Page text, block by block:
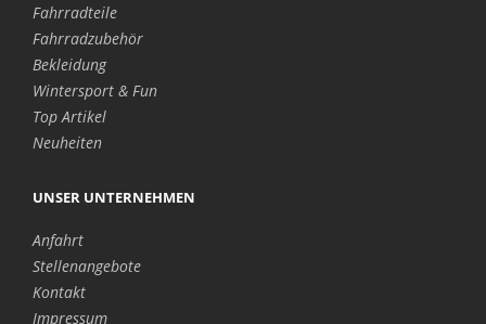
Fahrradteile
Fahrradzubehör
Bekleidung
Wintersport & Fun
Top Artikel
Neuheiten
UNSER UNTERNEHMEN
Anfahrt
Stellenangebote
Kontakt
Impressum